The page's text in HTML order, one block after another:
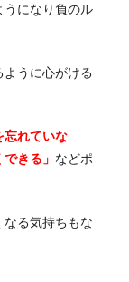
うになり負のル
うに心がける
忘れていな
きる」 などポ
る気持ちもな